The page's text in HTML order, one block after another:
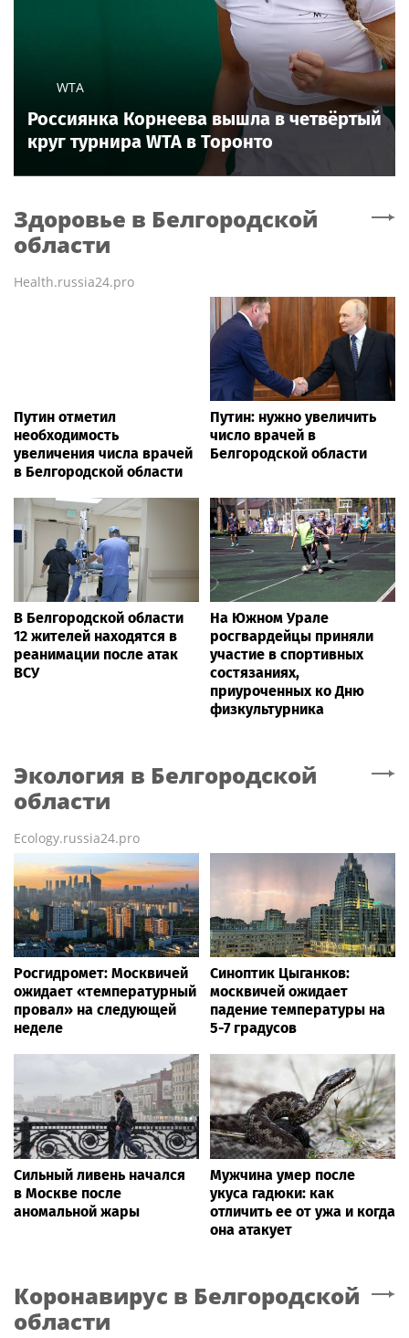
WTA
Россиянка Корнеева вышла в четвёртый
круг турнира WTA в Торонто
Здоровье в Белгородской
области
Health.russia24.pro
Путин отметил
необходимость
увеличения числа врачей
в Белгородской области
Путин: нужно увеличить
число врачей в
Белгородской области
В Белгородской области
12 жителей находятся в
реанимации после атак
ВСУ
На Южном Урале
росгвардейцы приняли
участие в спортивных
состязаниях,
приуроченных ко Дню
физкультурника
Экология в Белгородской
области
Ecology.russia24.pro
Росгидромет: Москвичей
ожидает «температурный
провал» на следующей
неделе
Синоптик Цыганков:
москвичей ожидает
падение температуры на
5-7 градусов
Сильный ливень начался
в Москве после
аномальной жары
Мужчина умер после
укуса гадюки: как
отличить ее от ужа и когда
она атакует
Коронавирус в Белгородской
области